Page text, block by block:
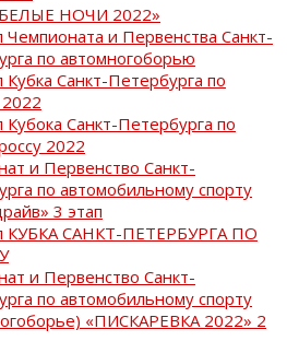
НОЧИ 2022»
Чемпионата и Первенства Санкт-
по автомногоборью
Кубка Санкт-Петербурга по
Кубока Санкт-Петербурга по
2022
и Первенство Санкт-
по автомобильному спорту
3 этап
КУБКА САНКТ-ПЕТЕРБУРГА ПО
и Первенство Санкт-
по автомобильному спорту
«ПИСКАРЕВКА 2022» 2